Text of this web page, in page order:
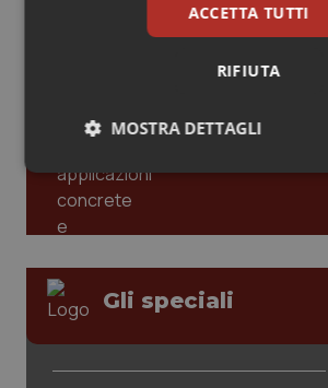
Valle D’Aosta
Veneto
Neuroscienze & patologie
Oncodermatologia
Oncoematologia
Oncologia & Nutrizione
Psoriasi & pelle
AI e telemedicina nello
uso protetto
Gli speciali
ACCETTA TUTTI
RIFIUTA
MOSTRA DETTAGLI
Necessari Statistici
I cookie necessari contribuiscono a